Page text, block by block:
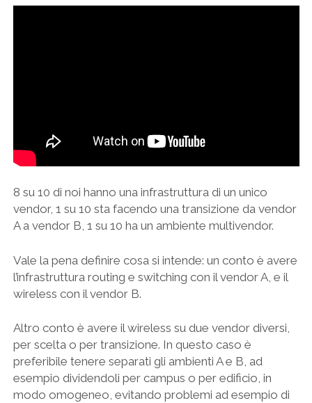
8 su 10 di noi hanno una infrastruttura di un unico
vendor, 1 su 10 sta facendo una transizione da vendor
A a vendor B, 1 su 10 ha un ambiente multivendor.
Vale la pena definire cosa si intende: un conto è avere
l’infrastruttura routing e switching con il vendor A, e il
wireless con il vendor B.
Altro conto è avere il wireless su due vendor diversi,
per scelta o per transizione. In questo caso è
preferibile tenere separati gli ambienti A e B, ad
esempio dividendoli per campus o per edificio, in
modo omogeneo, evitando problemi ad esempio di